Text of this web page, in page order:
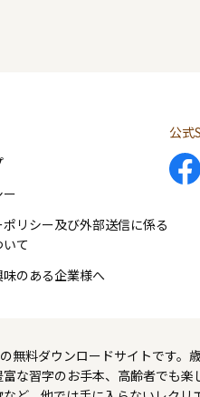
リシー及び外部送信に係る
て
のある企業様へ
公式
無料ダウンロードサイトです。
な習字のお手本、高齢者でも楽